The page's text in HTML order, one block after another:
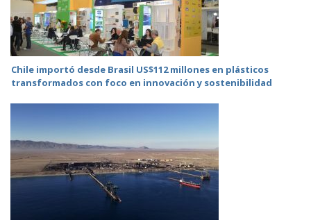
Chile importó desde Brasil US$112 millones en plásticos
transformados con foco en innovación y sostenibilidad